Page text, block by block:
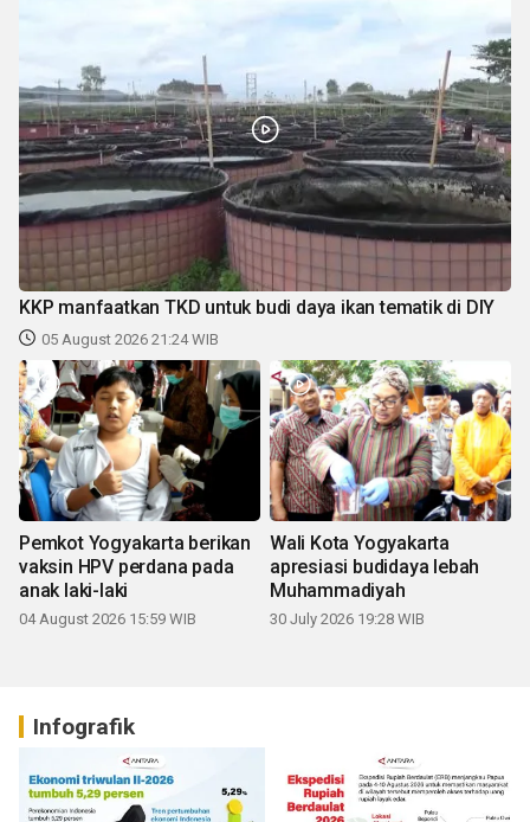
KKP manfaatkan TKD untuk budi daya ikan tematik di DIY
05 August 2026 21:24 WIB
Pemkot Yogyakarta berikan
vaksin HPV perdana pada
anak laki-laki
04 August 2026 15:59 WIB
Wali Kota Yogyakarta
apresiasi budidaya lebah
Muhammadiyah
30 July 2026 19:28 WIB
Infografik